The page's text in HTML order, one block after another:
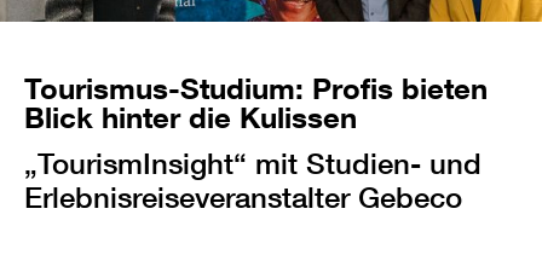
Tourismus-Studium: Profis bieten
Blick hinter die Kulissen
„TourismInsight“ mit Studien- und
Erlebnisreiseveranstalter Gebeco